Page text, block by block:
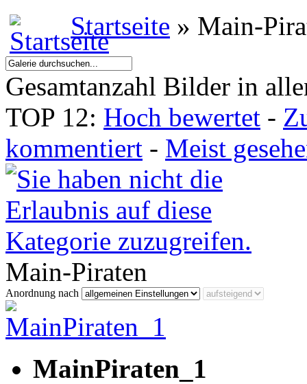
Startseite » Main-
Gesamtanzahl Bilder in
TOP 12: Hoch bewertet -
kommentiert - Meist
Main-Piraten
Anordnung nach
MainPiraten_1